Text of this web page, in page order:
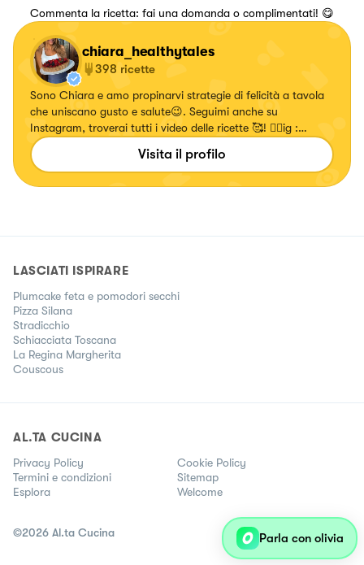
Commenta la ricetta: fai una domanda o complimentati! 😋
chiara_healthytales
398 ricette
Sono Chiara e amo propinarvi strategie di felicità a tavola
che uniscano gusto e salute😉. Seguimi anche su
Instagram, troverai tutti i video delle ricette 🥰! 👉🏻ig :
chiara_healthytales
Visita il profilo
LASCIATI ISPIRARE
Plumcake feta e pomodori secchi
Pizza Silana
Stradicchio
Schiacciata Toscana
La Regina Margherita
Couscous
AL.TA CUCINA
Privacy Policy
Cookie Policy
Termini e condizioni
Sitemap
Esplora
Welcome
©2026 Al.ta Cucina Parla con olivia